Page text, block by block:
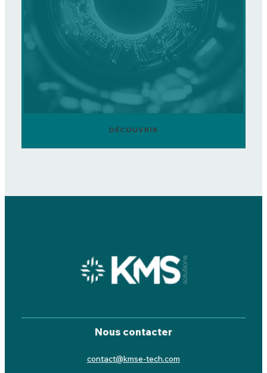
DÉCOUVRIR
Finance Innovation
Nous contacter
contact@kmse-tech.com